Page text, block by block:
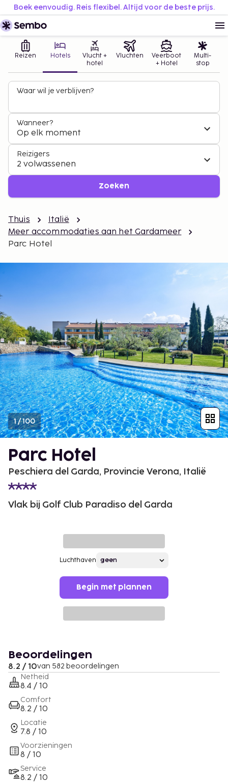
Boek eenvoudig. Reis flexibel. Altijd voor de beste prijs.
Reizen Hotels
Vlucht +
hotel
Vluchten
Veerboot
+ Hotel
Multi-
stop
Waar wil je verblijven?
Wanneer?
Op elk moment
Reizigers
2 volwassenen
Zoeken
Thuis
Italië
Meer accommodaties aan het Gardameer
Parc Hotel
1/100
Parc Hotel
Peschiera del Garda, Provincie Verona, Italië
Vlak bij Golf Club Paradiso del Garda
Luchthaven
Begin met plannen
Beoordelingen
8.2 / 10van 582 beoordelingen
Netheid
8.4 / 10
Comfort
8.2 / 10
Locatie
7.8 / 10
Voorzieningen
8 / 10
Service
8.2 / 10